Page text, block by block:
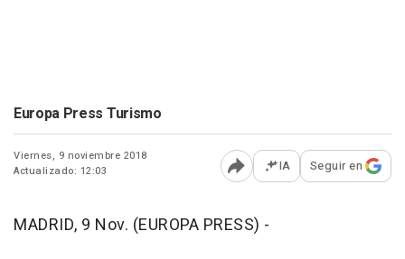
Europa Press Turismo
Viernes, 9 noviembre 2018
Actualizado: 12:03
Abrir opciones para
IA Seguir en
MADRID, 9 Nov. (EUROPA PRESS) -